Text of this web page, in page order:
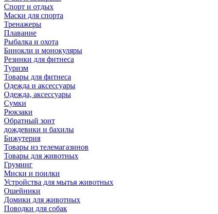
Спорт и отдых
Маски для спорта
Тренажеры
Плавание
Рыбалка и охота
Бинокли и монокуляры
Резинки для фитнеса
Туризм
Товары для фитнеса
Одежда и аксессуары
Одежда, аксессуары
Сумки
Рюкзаки
Обратный зонт
дождевики и бахилы
Бижутерия
Товары из телемагазинов
Товары для животных
Груминг
Миски и поилки
Устройства для мытья животных
Ошейники
Домики для животных
Поводки для собак